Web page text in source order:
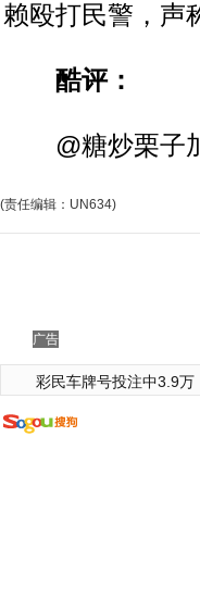
赖殴打民警，声
酷评：
@糖炒栗子加
(责任编辑：UN634)
广告
彩民车牌号投注中3.9万